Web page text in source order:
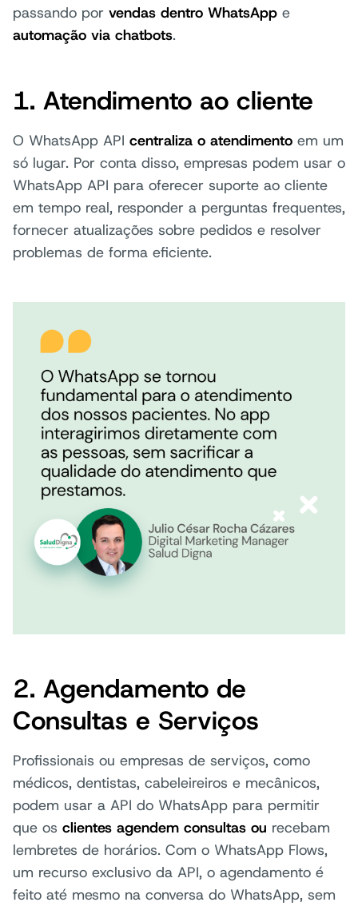
passando por vendas dentro WhatsApp e
automação via chatbots.
1. Atendimento ao cliente
O WhatsApp API centraliza o atendimento em um
só lugar. Por conta disso, empresas podem usar o
WhatsApp API para oferecer suporte ao cliente
em tempo real, responder a perguntas frequentes,
fornecer atualizações sobre pedidos e resolver
problemas de forma eficiente.
2. Agendamento de
Consultas e Serviços
Profissionais ou empresas de serviços, como
médicos, dentistas, cabeleireiros e mecânicos,
podem usar a API do WhatsApp para permitir
que os clientes agendem consultas ou recebam
lembretes de horários. Com o WhatsApp Flows,
um recurso exclusivo da API, o agendamento é
feito até mesmo na conversa do WhatsApp, sem